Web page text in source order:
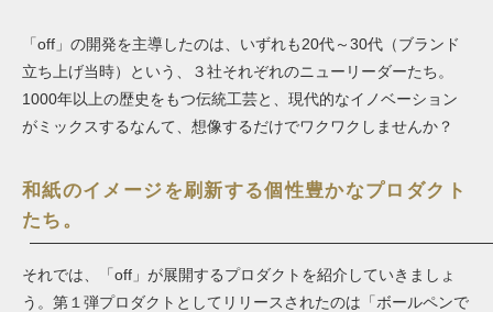
「off」の開発を主導したのは、いずれも20代～30代（ブランド
立ち上げ当時）という、３社それぞれのニューリーダーたち。
1000年以上の歴史をもつ伝統工芸と、現代的なイノベーション
がミックスするなんて、想像するだけでワクワクしませんか？
和紙のイメージを刷新する個性豊かなプロダクト
たち。
それでは、「off」が展開するプロダクトを紹介していきましょ
う。第１弾プロダクトとしてリリースされたのは「ボールペンで